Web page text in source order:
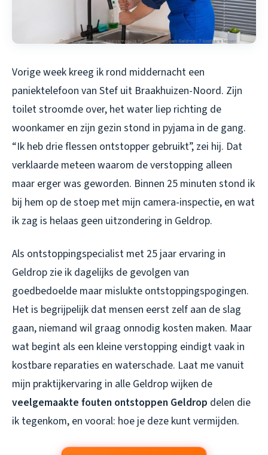
Vorige week kreeg ik rond middernacht een
paniektelefoon van Stef uit Braakhuizen-Noord. Zijn
toilet stroomde over, het water liep richting de
woonkamer en zijn gezin stond in pyjama in de gang.
“Ik heb drie flessen ontstopper gebruikt”, zei hij. Dat
verklaarde meteen waarom de verstopping alleen
maar erger was geworden. Binnen 25 minuten stond ik
bij hem op de stoep met mijn camera-inspectie, en wat
ik zag is helaas geen uitzondering in Geldrop.
Als ontstoppingspecialist met 25 jaar ervaring in
Geldrop zie ik dagelijks de gevolgen van
goedbedoelde maar mislukte ontstoppingspogingen.
Het is begrijpelijk dat mensen eerst zelf aan de slag
gaan, niemand wil graag onnodig kosten maken. Maar
wat begint als een kleine verstopping eindigt vaak in
kostbare reparaties en waterschade. Laat me vanuit
mijn praktijkervaring in alle Geldrop wijken de
veelgemaakte fouten ontstoppen Geldrop delen die
ik tegenkom, en vooral: hoe je deze kunt vermijden.